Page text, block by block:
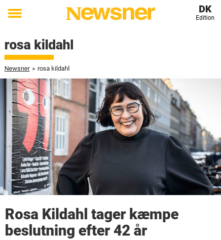
Toggle
DK
Edition
rosa kildahl
Newsner » rosa kildahl
Rosa Kildahl tager kæmpe
beslutning efter 42 år